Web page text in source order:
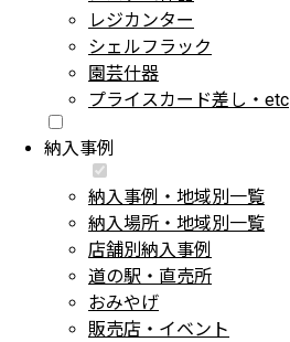
レジカンター
シェルフラック
園芸什器
プライスカード差し・etc
納入事例
納入事例・地域別一覧
納入場所・地域別一覧
店舗別納入事例
道の駅・直売所
おみやげ
販売店・イベント